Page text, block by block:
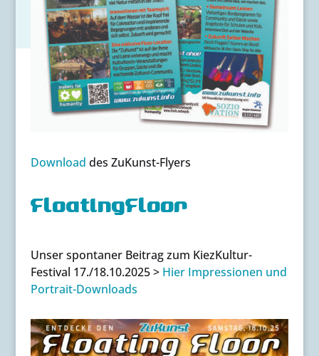
Download des ZuKunst-Flyers
FloatingFloor
Unser spontaner Beitrag zum KiezKultur-
Festival 17./18.10.2025 > Hier Impressionen und
Portrait-Downloads